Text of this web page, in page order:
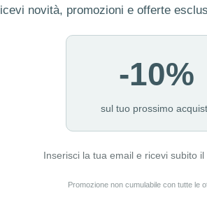
GIOIELLI MODA OROLOGI
novità, promozioni e offerte
-10%
sul tuo prossimo
Inserisci la tua email e ricevi subito il
Promozione non cumulabile con tutte le